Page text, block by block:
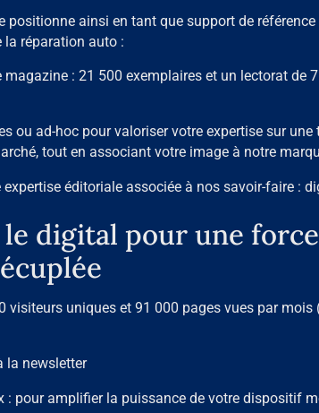
positionne ainsi en tant que support de référence
la réparation auto :
magazine : 21 500 exemplaires et un lectorat de
ou ad-hoc pour valoriser votre expertise sur
tout en associant votre image à notre
expertise éditoriale associée à nos savoir-faire :
digital pour une
visiteurs uniques et 91 000 pages vues par mois
la newsletter
: pour amplifier la puissance de votre dispositif